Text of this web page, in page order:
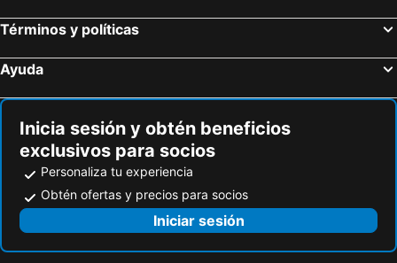
Términos y políticas
Ayuda
Inicia sesión y obtén beneficios
exclusivos para socios
Personaliza tu experiencia
Obtén ofertas y precios para socios
Iniciar sesión